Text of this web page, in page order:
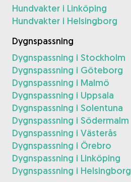
Hundvakter i Linköping
Hundvakter i Helsingborg
Dygnspassning
Dygnspassning i Stockholm
Dygnspassning i Göteborg
Dygnspassning i Malmö
Dygnspassning i Uppsala
Dygnspassning i Solentuna
Dygnspassning i Södermalm
Dygnspassning i Västerås
Dygnspassning i Örebro
Dygnspassning i Linköping
Dygnspassning i Helsingborg